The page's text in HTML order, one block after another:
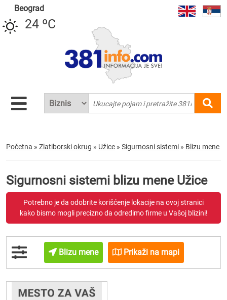
Beograd
24 ºC
Početna » Zlatiborski okrug » Užice » Sigurnosni sistemi » Blizu mene
Sigurnosni sistemi blizu mene Užice
Potrebno je da odobrite korišćenje lokacije na ovoj stranici
kako bismo mogli precizno da odredimo firme u Vašoj blizini!
Blizu mene Prikaži na mapi